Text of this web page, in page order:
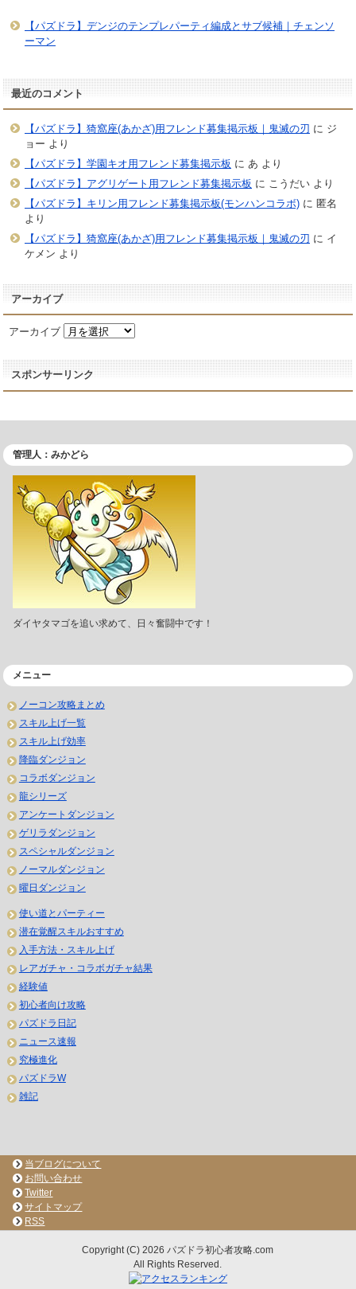
【パズドラ】デンジのテンプレパーティ編成とサブ候補｜チェンソ
ーマン
最近のコメント
【パズドラ】猗窩座(あかざ)用フレンド募集掲示板｜鬼滅の刃 に ジ
ョー より
【パズドラ】学園キオ用フレンド募集掲示板 に あ より
【パズドラ】アグリゲート用フレンド募集掲示板 に こうだいより
【パズドラ】キリン用フレンド募集掲示板(モンハンコラボ)に 匿名
より
【パズドラ】猗窩座(あかざ)用フレンド募集掲示板｜鬼滅の刃 に イ
ケメン より
アーカイブ
アーカイブ
スポンサーリンク
管理人：みかどら
ダイヤタマゴを追い求めて、日々奮闘中です！
メニュー
ノーコン攻略まとめ
スキル上げ一覧
スキル上げ効率
降臨ダンジョン
コラボダンジョン
龍シリーズ
アンケートダンジョン
ゲリラダンジョン
スペシャルダンジョン
ノーマルダンジョン
曜日ダンジョン
使い道とパーティー
潜在覚醒スキルおすすめ
入手方法・スキル上げ
レアガチャ・コラボガチャ結果
経験値
初心者向け攻略
パズドラ日記
ニュース速報
究極進化
パズドラW
雑記
当ブログについて
お問い合わせ
Twitter
サイトマップ
RSS
Copyright (C) 2026 パズドラ初心者攻略.com
All Rights Reserved.